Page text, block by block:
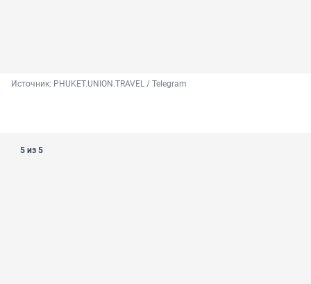
Источник: PHUKET.UNION.TRAVEL / Telegram
5 из 5